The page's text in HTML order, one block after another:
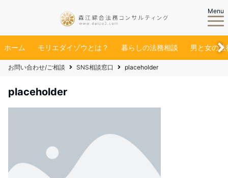
Menu
ホーム モリエダイゾウとは？ 暮らしの法務相談 男と女の法
お問い合わせ/ご相談 SNS相談窓口 placeholder
placeholder